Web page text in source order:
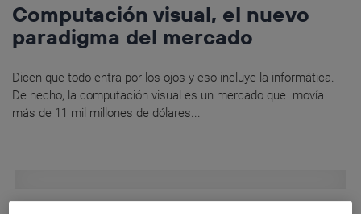
Computación visual, el nuevo
paradigma del mercado
Dicen que todo entra por los ojos y eso incluye la informática.
De hecho, la computación visual es un mercado que movía
más de 11 mil millones de dólares...